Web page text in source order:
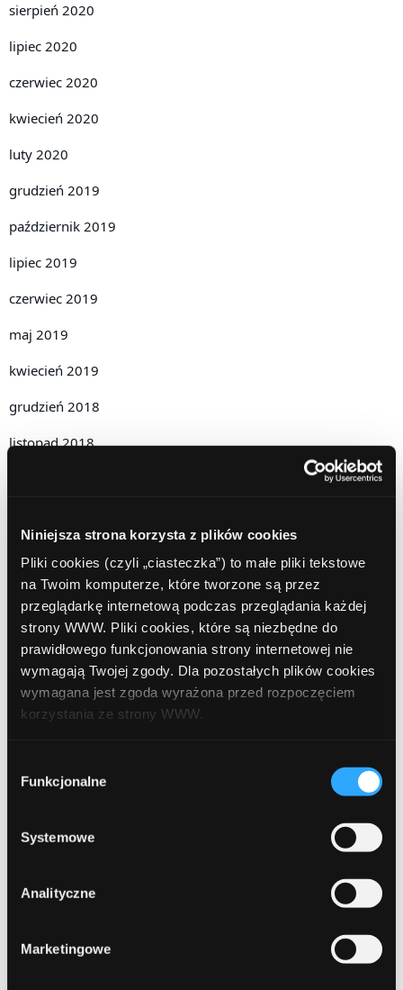
Niniejsza strona korzysta z plików cookies
Pliki cookies (czyli „ciasteczka”) to małe pliki tekstowe
na Twoim komputerze, które tworzone są przez
przeglądarkę internetową podczas przeglądania każdej
strony WWW. Pliki cookies, które są niezbędne do
prawidłowego funkcjonowania strony internetowej nie
wymagają Twojej zgody. Dla pozostałych plików cookies
wymagana jest zgoda wyrażona przed rozpoczęciem
korzystania ze strony WWW.
formy korzystania z plików cookies. Więcej:
Polityka
zgody
Funkcjonalne
Systemowe
Analityczne
Marketingowe
sierpień 2020
lipiec 2020
czerwiec 2020
kwiecień 2020
luty 2020
grudzień 2019
październik 2019
lipiec 2019
czerwiec 2019
maj 2019
kwiecień 2019
grudzień 2018
listopad 2018
lipiec 2018
czerwiec 2018
marzec 2018
luty 2018
sierpień 2017
kwiecień 2017